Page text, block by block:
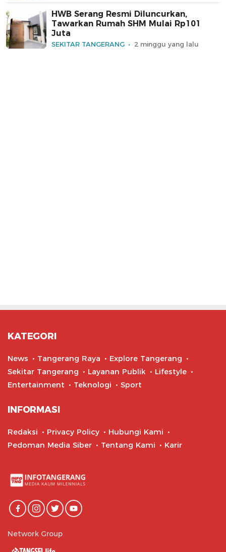
HWB Serang Resmi Diluncurkan,
Tawarkan Rumah SHM Mulai Rp101
Juta
SEKITAR TANGERANG 2 minggu yang lalu
KATEGORI
News Tangerang Raya
Explore Tangerang
Sekitar Tangerang
Layanan Publik
Lifestyle
Entertainment
Teknologi Sport
INFORMASI
Redaksi Privacy Policy
Hubungi Kami
Pedoman Media Siber
Tentang Kami Karir
Network Group